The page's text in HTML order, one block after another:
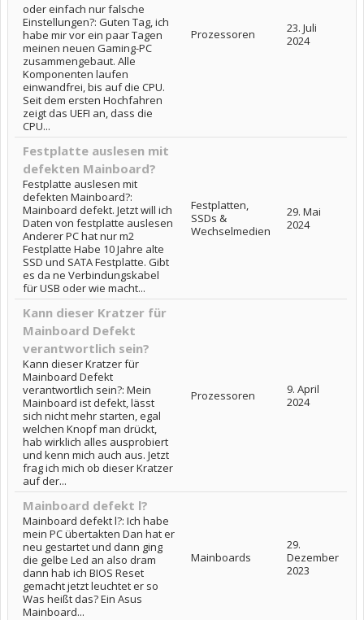
oder einfach nur falsche
Einstellungen?: Guten Tag, ich
habe mir vor ein paar Tagen
meinen neuen Gaming-PC
zusammengebaut. Alle
Komponenten laufen
einwandfrei, bis auf die CPU.
Seit dem ersten Hochfahren
zeigt das UEFI an, dass die
CPU...
Prozessoren
23. Juli
2024
Festplatte auslesen mit
defekten Mainboard?
Festplatte auslesen mit
defekten Mainboard?:
Mainboard defekt. Jetzt will ich
Daten von festplatte auslesen
Anderer PC hat nur m2
Festplatte Habe 10 Jahre alte
SSD und SATA Festplatte. Gibt
es da ne Verbindungskabel
für USB oder wie macht...
Festplatten,
SSDs &
Wechselmedien
29. Mai
2024
Kann dieser Kratzer für
Mainboard Defekt
verantwortlich sein?
Kann dieser Kratzer für
Mainboard Defekt
verantwortlich sein?: Mein
Mainboard ist defekt, lässt
sich nicht mehr starten, egal
welchen Knopf man drückt,
hab wirklich alles ausprobiert
und kenn mich auch aus. Jetzt
frag ich mich ob dieser Kratzer
auf der...
Prozessoren
9. April
2024
Mainboard defekt l?
Mainboard defekt l?: Ich habe
mein PC übertakten Dan hat er
neu gestartet und dann ging
die gelbe Led an also dram
dann hab ich BIOS Reset
gemacht jetzt leuchtet er so
Was heißt das? Ein Asus
Mainboard...
Mainboards
29.
Dezember
2023